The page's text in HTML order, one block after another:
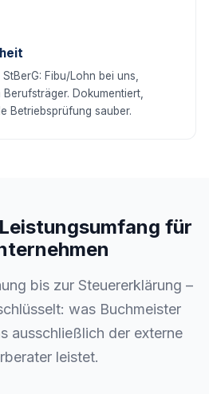
Fibu/Lohn bei uns,
Dokumentiert,
Betriebsprüfung sauber.
für
bis zur Steuererklärung –
was Buchmeister
ausschließlich der externe
leistet.